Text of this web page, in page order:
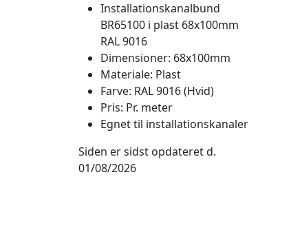
Installationskanalbund
BR65100 i plast 68x100mm
RAL 9016
Dimensioner: 68x100mm
Materiale: Plast
Farve: RAL 9016 (Hvid)
Pris: Pr. meter
Egnet til installationskanaler
Siden er sidst opdateret d.
01/08/2026